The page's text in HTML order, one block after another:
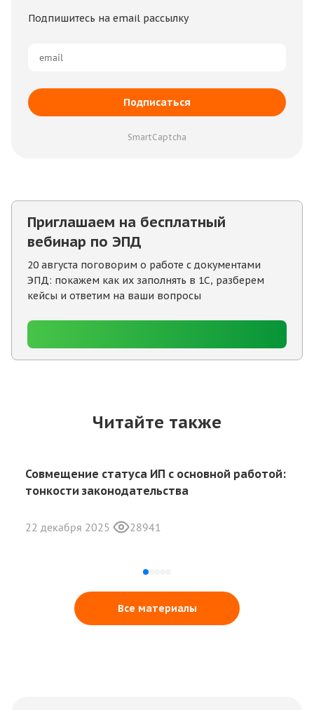
Подпишитесь на email рассылку
Подписаться
SmartCaptcha
Приглашаем на бесплатный
вебинар по ЭПД
20 августа поговорим о работе с документами
ЭПД: покажем как их заполнять в 1С, разберем
кейсы и ответим на ваши вопросы
Читайте также
Совмещение статуса ИП с основной работой:
тонкости законодательства
22 декабря 2025 28941
Все материалы